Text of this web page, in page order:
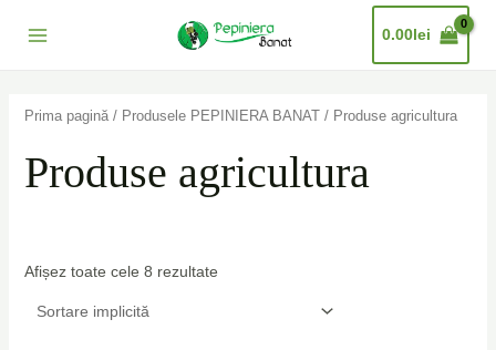
0.00lei
Prima pagină/ Produsele PEPINIERA BANAT/ Produse agricultura
Produse agricultura
Afișez toate cele 8 rezultate